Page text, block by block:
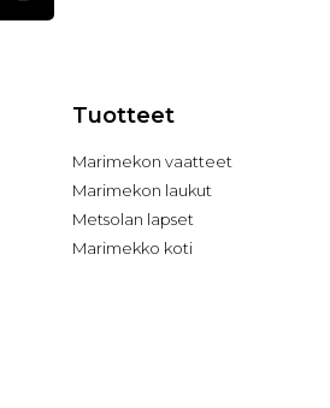
Tuotteet
Marimekon vaatteet
Marimekon laukut
Metsolan lapset
Marimekko koti